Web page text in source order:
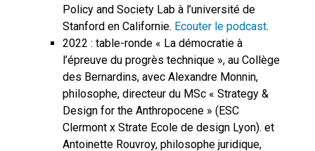
Policy and Society Lab à l’université de
Stanford en Californie. Ecouter le podcast.
2022 : table-ronde « La démocratie à
l’épreuve du progrès technique », au Collège
des Bernardins, avec Alexandre Monnin,
philosophe, directeur du MSc « Strategy &
Design for the Anthropocene » (ESC
Clermont x Strate Ecole de design Lyon). et
Antoinette Rouvroy, philosophe juridique,